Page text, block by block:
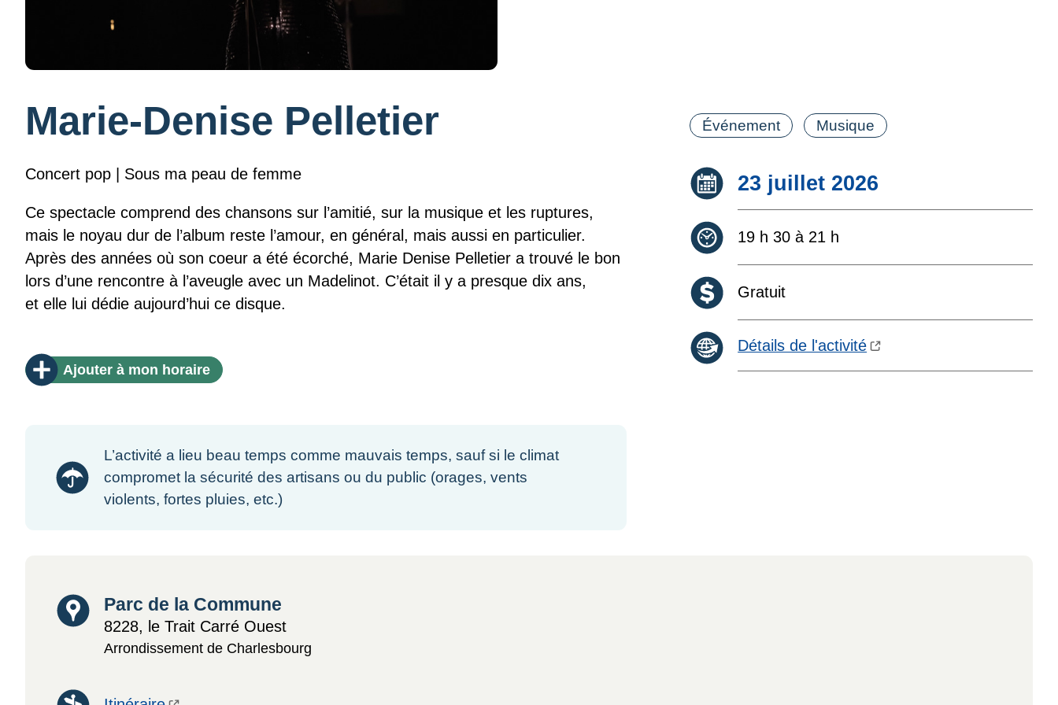
Marie-Denise Pelletier
Concert pop | Sous ma peau de femme
Ce spectacle comprend des chansons sur l’amitié, sur la musique et les ruptures,
mais le noyau dur de l’album reste l’amour, en général, mais aussi en particulier.
Après des années où son coeur a été écorché, Marie Denise Pelletier a trouvé le bon
lors d’une rencontre à l’aveugle avec un Madelinot. C’était il y a presque dix ans,
et elle lui dédie aujourd’hui ce disque.
Ajouter à mon horaire
Catégorie(s)
Événement Musique
Date :
23 juillet 2026
Heure :
19 h 30 à 21 h
Coût :
Gratuit
Détails de l'activité
L’activité a lieu beau temps comme mauvais temps, sauf si le climat
compromet la sécurité des artisans ou du public (orages, vents
violents, fortes pluies, etc.)
Lieu
Parc de la Commune
8228, le Trait Carré Ouest
Arrondissement de Charlesbourg